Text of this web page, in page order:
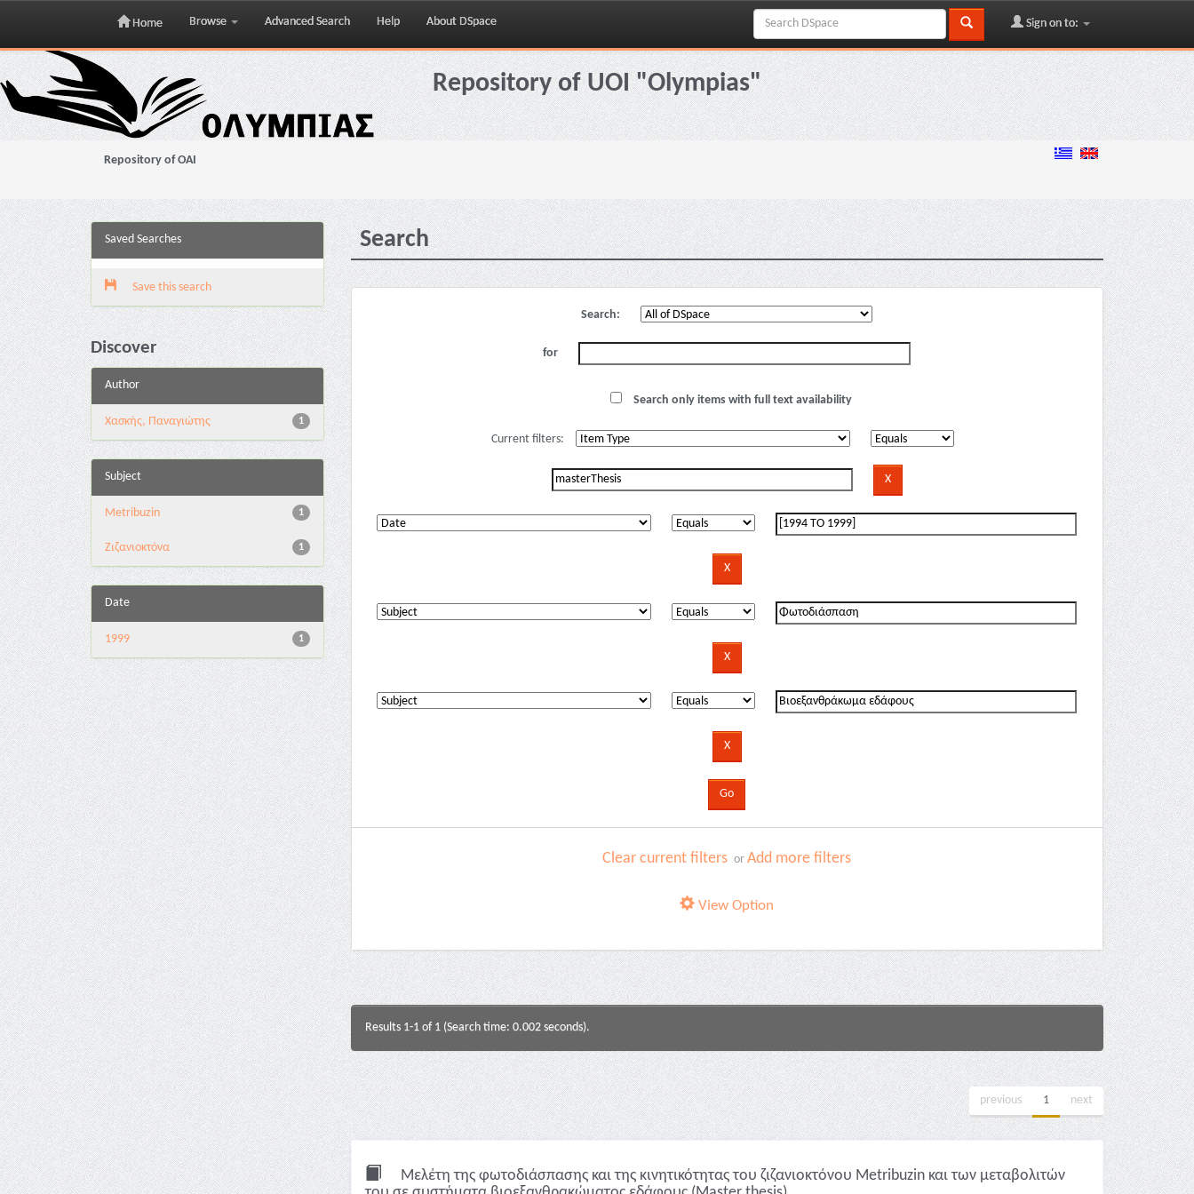
Skip
navigation
Home Browse Advanced Search Help About DSpace Sign on to:
Repository of UOI "Olympias"
Repository of OAI
Saved Searches
Save this search
Discover
Author
1
Χασκής, Παναγιώτης
Subject
1
Metribuzin
1
Ζιζανιοκτόνα
Date
1
1999
Search
Search:
for
Search only items with full text availability
Current filters:
Clear current filters orAdd more filters
View Option
Results 1-1 of 1 (Search time: 0.002 seconds).
previous 1 next
Μελέτη της φωτοδιάσπασης και της κινητικότητας του ζιζανιοκτόνου Metribuzin και των μεταβολιτών